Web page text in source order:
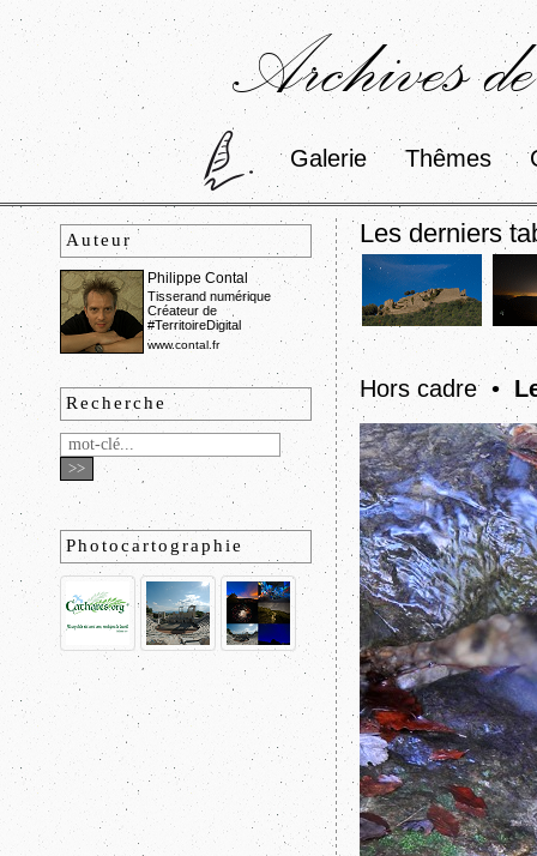
Archives
Galerie Thêmes
Auteur
Philippe Contal
Tisserand numérique
Créateur de
#TerritoireDigital
www.contal.fr
Recherche
Photocartographie
Les derniers
Hors cadre •